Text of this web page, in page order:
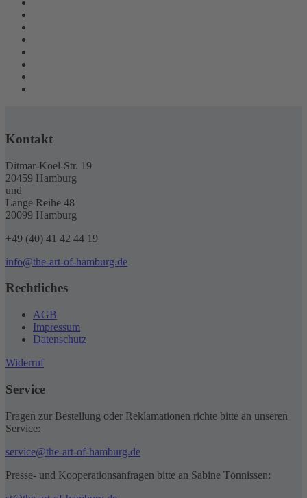
Kontakt
Ditmar-Koel-Str. 19
20459 Hamburg
und
Lange Reihe 48
20099 Hamburg
+49 (40) 41 42 44 19
info@the-art-of-hamburg.de
Rechtliches
AGB
Impressum
Datenschutz
Widerruf
Service
Fragen zur Bestellung oder Reklamationen richte bitte an unseren
Service:
service@the-art-of-hamburg.de
Presse- und Kooperationsanfragen bitte an Sabine Tönnissen: